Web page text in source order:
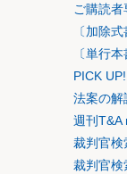
ご購読者
〔加除
〔単行
PICK
法案の解
週刊T&A
裁判官検
裁判官検